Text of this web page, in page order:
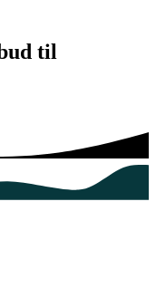
til